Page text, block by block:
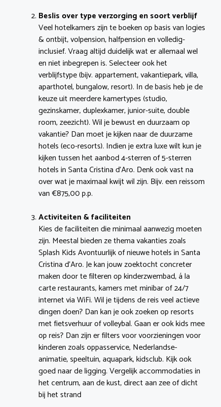
Beslis over type verzorging en soort verblijf
Veel hotelkamers zijn te boeken op basis van logies
& ontbijt, volpension, halfpension en volledig-
inclusief. Vraag altijd duidelijk wat er allemaal wel
en niet inbegrepen is. Selecteer ook het
verblijfstype (bijv. appartement, vakantiepark, villa,
aparthotel, bungalow, resort). In de basis heb je de
keuze uit meerdere kamertypes (studio,
gezinskamer, duplexkamer, junior-suite, double
room, zeezicht). Wil je bewust en duurzaam op
vakantie? Dan moet je kijken naar de duurzame
hotels (eco-resorts). Indien je extra luxe wilt kun je
kijken tussen het aanbod 4-sterren of 5-sterren
hotels in Santa Cristina d’Aro. Denk ook vast na
over wat je maximaal kwijt wil zijn. Bijv. een reissom
van €875,00 p.p.
Activiteiten & faciliteiten
Kies de faciliteiten die minimaal aanwezig moeten
zijn. Meestal bieden ze thema vakanties zoals
Splash Kids Avontuurlijk of nieuwe hotels in Santa
Cristina d’Aro. Je kan jouw zoektocht concreter
maken door te filteren op kinderzwembad, á la
carte restaurants, kamers met minibar of 24/7
internet via WiFi. Wil je tijdens de reis veel actieve
dingen doen? Dan kan je ook zoeken op resorts
met fietsverhuur of volleybal. Gaan er ook kids mee
op reis? Dan zijn er filters voor voorzieningen voor
kinderen zoals oppasservice, Nederlandse-
animatie, speeltuin, aquapark, kidsclub. Kijk ook
goed naar de ligging. Vergelijk accommodaties in
het centrum, aan de kust, direct aan zee of dicht
bij het strand